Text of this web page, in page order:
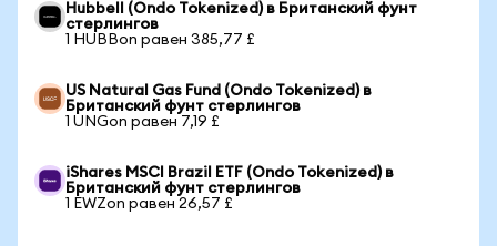
Hubbell (Ondo Tokenized) в Британский фунт
стерлингов
1 HUBBon равен 385,77 £
US Natural Gas Fund (Ondo Tokenized) в
Британский фунт стерлингов
1 UNGon равен 7,19 £
iShares MSCI Brazil ETF (Ondo Tokenized) в
Британский фунт стерлингов
1 EWZon равен 26,57 £